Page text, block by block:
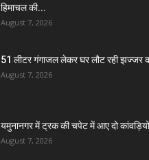
हिमाचल की...
August 7, 2026
51 लीटर गंगाजल लेकर घर लौट रही झज्जर
August 7, 2026
यमुनानगर में ट्रक की चपेट में आए दो
August 7, 2026